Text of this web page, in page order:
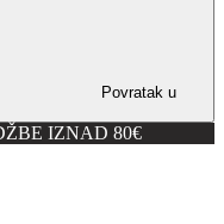
Povratak u
IZNAD 80€